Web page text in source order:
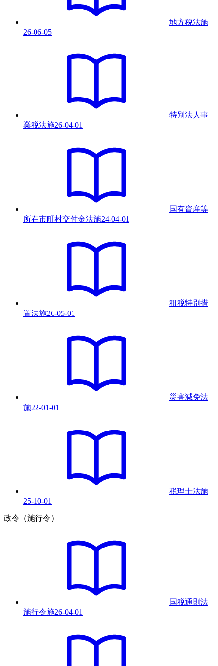
地方税法施
26-06-05
特別法人事
業税法施26-04-01
国有資産等
所在市町村交付金法施24-04-01
租税特別措
置法施26-05-01
災害減免法
施22-01-01
税理士法施
25-10-01
政令（施行令）
国税通則法
施行令施26-04-01